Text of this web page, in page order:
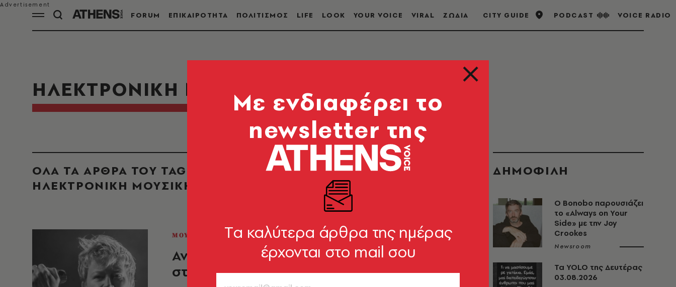
FORUM ΕΠΙΚΑΙΡΟΤΗΤΑ ΠΟΛΙΤΙΣΜΟΣ LIFE LOOK YOUR VOICE VIRAL ΖΩΔΙΑ CITY GUIDE PODCAST VOICE RADIO
ΗΛΕΚΤΡΟΝΙΚΗ ΜΟΥΣΙΚΗ
ΟΛΑ ΤΑ ΑΡΘΡΑ ΤΟΥ TAG
ΗΛΕΚΤΡΟΝΙΚΗ ΜΟΥΣΙΚΗ
ΜΟΥΣΙΚΗ
Αν Κλαρκ: Δημιουργούμε ως αντίθεση
στnν καταστροφή
ΔΗΜΟΦΙΛΗ
Ο Bonobo παρουσιάζει
το «Always on Your
Side» με την Joy
Crookes
Newsroom
Τα YOLO της Δευτέρας
03.08.2026
Mε ενδιαφέρει το
newsletter της
Tα καλύτερα άρθρα της ημέρας
έρχονται στο mail σου